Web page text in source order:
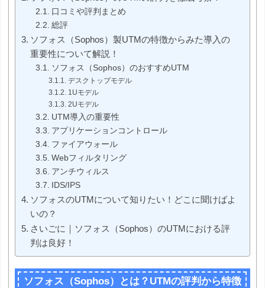
口コミや評判まとめ
総評
ソフォス（Sophos）製UTMの特徴からみた導入の
重要性について解説！
ソフォス（Sophos）のおすすめUTM
デスクトップモデル
1Uモデル
2Uモデル
UTM導入の重要性
アプリケーションコントロール
ファイアウォール
Webフィルタリング
アンチウィルス
IDS/IPS
ソフォスのUTMについて知りたい！どこに聞けばよ
いの？
さいごに｜ソフォス（Sophos）のUTMにおける評
判は良好！
ソフォス（Sophos）とは？UTMの評判から特徴